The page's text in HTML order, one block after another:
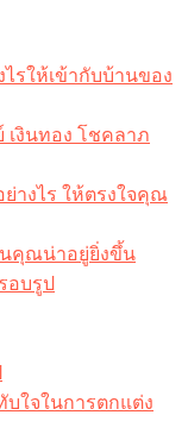
รให้เข้ากับบ้านของ
เงินทอง โชคลาภ
างไร ให้ตรงใจคุณ
นคุณน่าอยู่ยิ่งขึ้น
อบรูป
ใจในการตกแต่ง